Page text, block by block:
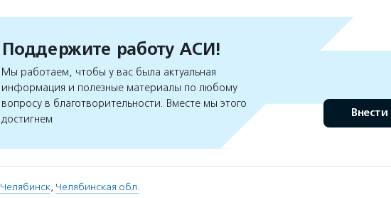
Поддержите работу АСИ!
Мы работаем, чтобы у вас была актуальная
информация и полезные материалы по любому
вопросу в благотворительности. Вместе мы этого
достигнем
Внести
Челябинск, Челябинская обл.